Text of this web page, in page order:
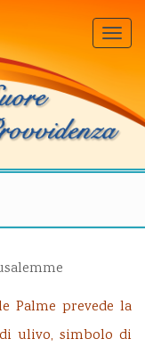
Palme prevede la
ulivo, simbolo di